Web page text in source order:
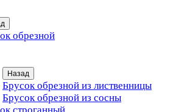
обрезной
Назад
Брусок обрезной из лиственницы
Брусок обрезной из сосны